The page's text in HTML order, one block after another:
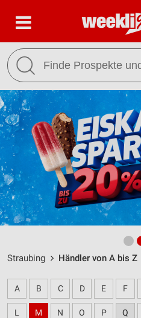
Straubing Händler von A bis Z
A B C D E F
L M N O P Q